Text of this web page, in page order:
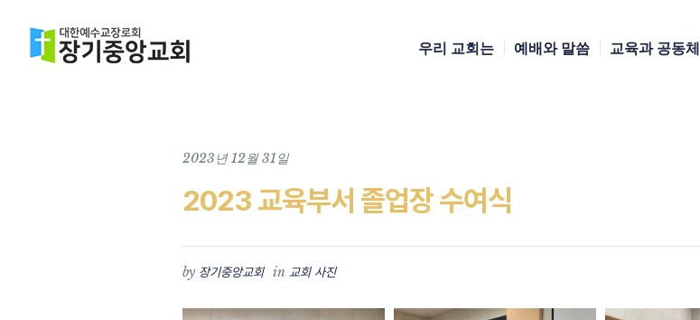
우리 교회는 예배와 말씀 교육과 공동체
2023년 12월 31일
2023 교육부서 졸업장 수여식
by 장기중앙교회 in 교회 사진